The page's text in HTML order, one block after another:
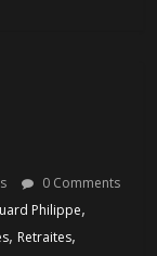
0 Comments
Philippe,
, Retraites,